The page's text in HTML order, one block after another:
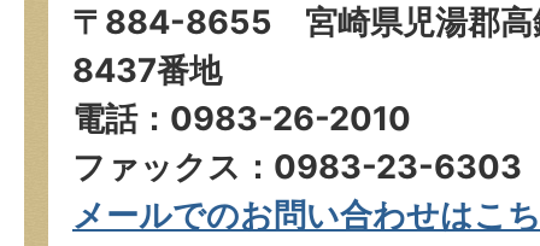
〒884-8655 宮崎県児湯郡高
8437番地
電話：0983-26-2010
ファックス：0983-23-6303
メールでのお問い合わせはこ